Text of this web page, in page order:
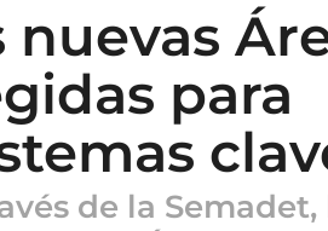
para
de la Semadet,